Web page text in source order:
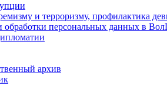
и терроризму, профилактика
персональных данных в
архив